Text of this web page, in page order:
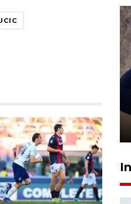
WIB